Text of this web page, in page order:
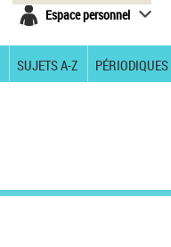
Espace personnel
SUJETS A-Z PÉRIODIQUES